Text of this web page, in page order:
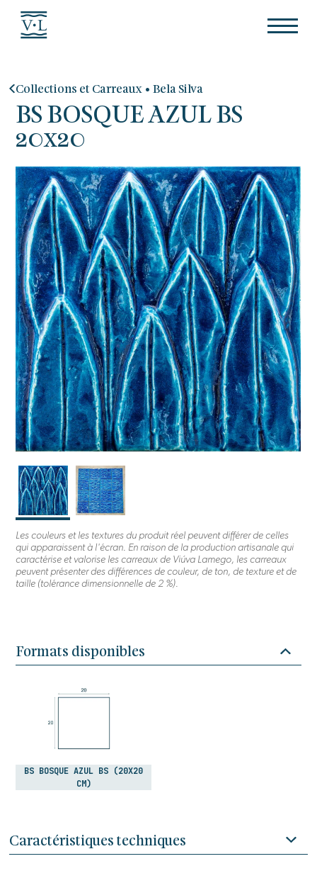
Collections et Carreaux • Bela Silva
BS BOSQUE AZUL BS
20x20
Les couleurs et les textures du produit réel peuvent différer de celles
qui apparaissent à l'écran. En raison de la production artisanale qui
caractérise et valorise les carreaux de Viúva Lamego, les carreaux
peuvent présenter des différences de couleur, de ton, de texture et de
taille (tolérance dimensionnelle de 2 %).
Formats disponibles
BS BOSQUE AZUL BS (20X20
CM)
Caractéristiques techniques